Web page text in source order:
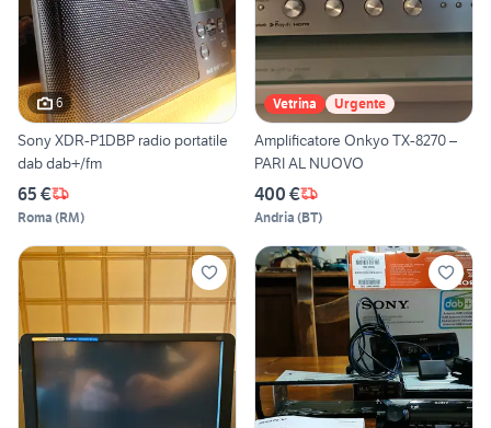
6
Sony XDR-P1DBP radio portatile
dab dab+/fm
65 €
Roma (RM)
Vetrina Urgente
Amplificatore Onkyo TX-8270 –
PARI AL NUOVO
400 €
Andria (BT)